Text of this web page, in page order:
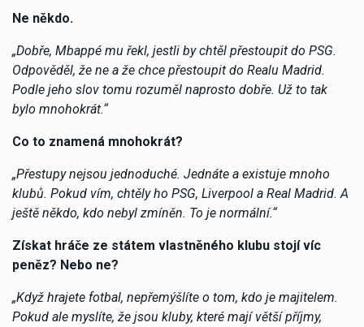
Ne někdo.
„Dobře, Mbappé mu řekl, jestli by chtěl přestoupit do PSG.
Odpověděl, že ne a že chce přestoupit do Realu Madrid.
Podle jeho slov tomu rozuměl naprosto dobře. Už to tak
bylo mnohokrát.“
Co to znamená mnohokrát?
„Přestupy nejsou jednoduché. Jednáte a existuje mnoho
klubů. Pokud vím, chtěly ho PSG, Liverpool a Real Madrid. A
ještě někdo, kdo nebyl zmíněn. To je normální.“
Získat hráče ze státem vlastněného klubu stojí víc
peněz? Nebo ne?
„Když hrajete fotbal, nepřemýšlíte o tom, kdo je majitelem.
Pokud ale myslíte, že jsou kluby, které mají větší příjmy,